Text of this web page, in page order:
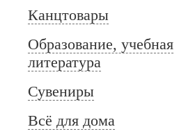
Канцтовары
Образование, учебная
литература
Сувениры
Всё для дома